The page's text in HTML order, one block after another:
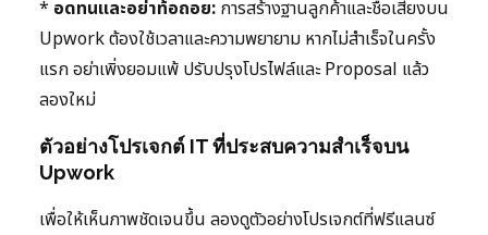
* อดทนและอย่าท้อถอย: การสร้างฐานลูกค้าและชื่อเสียงบน
Upwork ต้องใช้เวลาและความพยายาม หากไม่สำเร็จในครั้ง
แรก อย่าเพิ่งยอมแพ้ ปรับปรุงโปรไฟล์และ Proposal แล้ว
ลองใหม่
ตัวอย่างโปรเจกต์ IT ที่ประสบความสำเร็จบน
Upwork
เพื่อให้เห็นภาพชัดเจนขึ้น ลองดูตัวอย่างโปรเจกต์ที่ฟรีแลนซ์